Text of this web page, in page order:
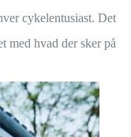
cykelentusiast. Det
med hvad der sker på